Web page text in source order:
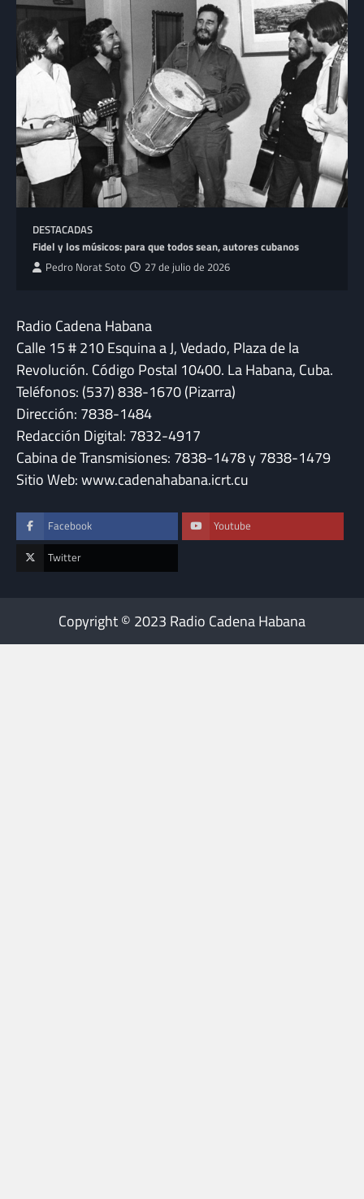
DESTACADAS
Fidel y los músicos: para que todos sean, autores cubanos
Pedro Norat Soto 27 de julio de 2026
Radio Cadena Habana
Calle 15 # 210 Esquina a J, Vedado, Plaza de la
Revolución. Código Postal 10400. La Habana, Cuba.
Teléfonos: (537) 838-1670 (Pizarra)
Dirección: 7838-1484
Redacción Digital: 7832-4917
Cabina de Transmisiones: 7838-1478 y 7838-1479
Sitio Web: www.cadenahabana.icrt.cu
Facebook Youtube
Twitter